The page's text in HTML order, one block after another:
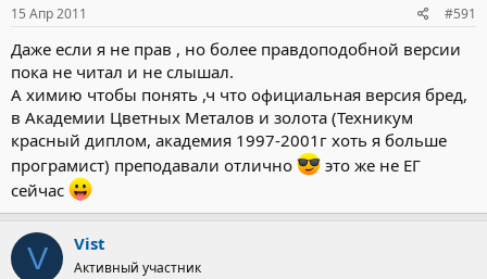
15 Апр 2011 #591
Даже если я не прав , но более правдоподобной версии
пока не читал и не слышал.
А химию чтобы понять ,ч что официальная версия бред,
в Академии Цветных Металов и золота (Техникум
красный диплом, академия 1997-2001г хоть я больше
програмист) преподавали отлично
это же не ЕГ
сейчас
V Vist
Активный участник